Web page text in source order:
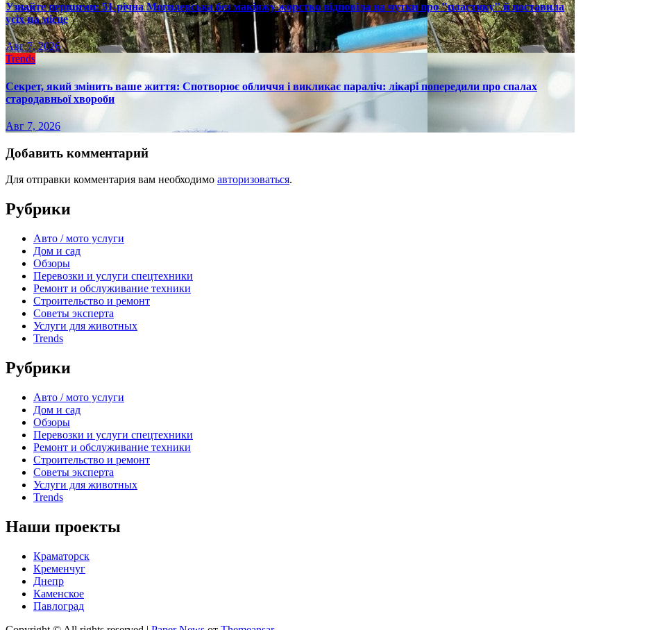
Узнайте першими: 51-річна Могилевська без макіяжу жорстко відповіла на чутки про "пластику" й поставила
усіх на місце
Авг 7, 2026
Trends
Секрет, який змінить ваше життя: Спотворює обличчя і викликає параліч: лікарі попередили про спалах
стародавньої хвороби
Авг 7, 2026
Добавить комментарий
Для отправки комментария вам необходимо авторизоваться.
Рубрики
Авто / мото услуги
Дом и сад
Обзоры
Перевозки и услуги спецтехники
Ремонт и обслуживание техники
Строительство и ремонт
Советы эксперта
Услуги для животных
Trends
Рубрики
Авто / мото услуги
Дом и сад
Обзоры
Перевозки и услуги спецтехники
Ремонт и обслуживание техники
Строительство и ремонт
Советы эксперта
Услуги для животных
Trends
Наши проекты
Краматорск
Кременчуг
Днепр
Каменское
Павлоград